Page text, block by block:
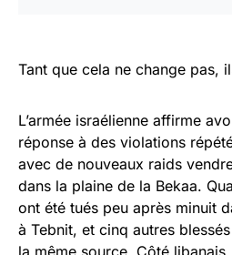
Tant que cela ne change pas,
L’armée israélienne affirme
réponse à des violations
avec de nouveaux raids
dans la plaine de la Bekaa.
ont été tués peu après minuit
à Tebnit, et cinq autres